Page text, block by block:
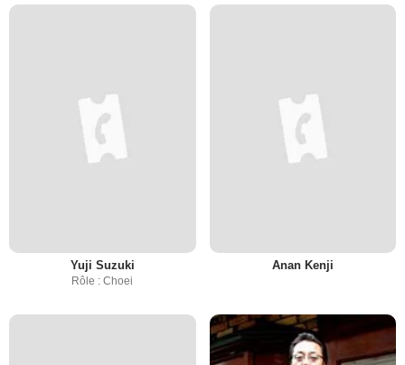
Yuji Suzuki
Rôle : Choei
Anan Kenji